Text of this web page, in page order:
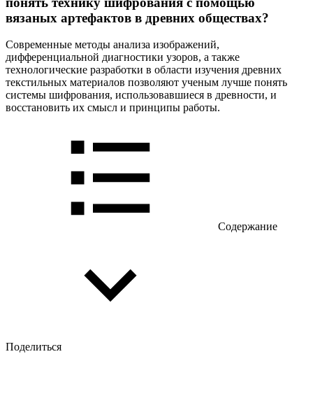
вязаных артефактов в древних обществах?
Современные методы анализа изображений,
дифференциальной диагностики узоров, а также
технологические разработки в области изучения древних
текстильных материалов позволяют ученым лучше понять
системы шифрования, использовавшиеся в древности, и
восстановить их смысл и принципы работы.
Содержание
Поделиться